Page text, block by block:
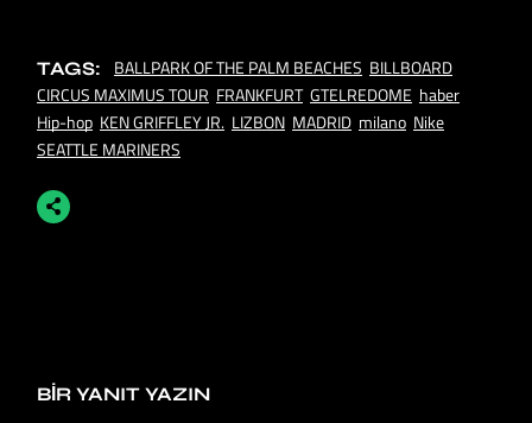
TAGS: BALLPARK OF THE PALM BEACHES BILLBOARD
CIRCUS MAXIMUS TOUR FRANKFURT GTELREDOME haber
Hip-hop KEN GRIFFLEY JR. LIZBON MADRID milano Nike
SEATTLE MARINERS
BIR YANIT YAZIN